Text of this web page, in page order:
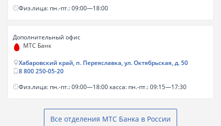
Физ.лица: пн.-пт.: 09:00—18:00
Дополнительный офис
МТС Банк
Хабаровский край, п. Переяславка, ул. Октябрьская, д. 50
8 800 250-05-20
Физ.лица: пн.-пт.: 09:00—18:00 касса: пн.-пт.: 09:15—17:30
Все отделения МТС Банка в России